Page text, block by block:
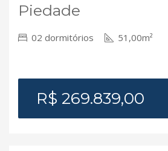
Piedade
02 dormitórios 51,00m²
R$ 269.839,00